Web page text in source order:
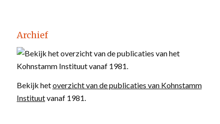
Archief
Bekijk hetoverzicht van de publicaties van Kohnstamm
Instituutvanaf 1981.